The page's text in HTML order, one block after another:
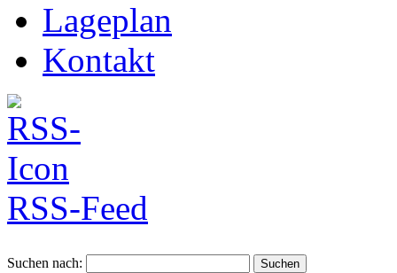
Lageplan
Kontakt
RSS-Feed
Suchen nach: